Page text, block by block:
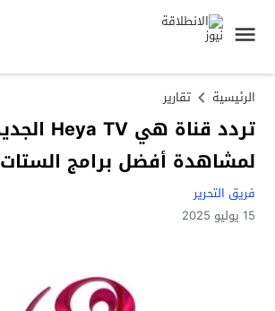
الرئيسية تقارير
لمشاهدة أفضل برامج الستات
فريق التحرير
15 يوليو 2025